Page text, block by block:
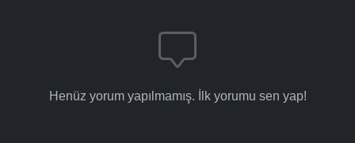
Henüz yorum yapılmamış. İlk yorumu sen yap!